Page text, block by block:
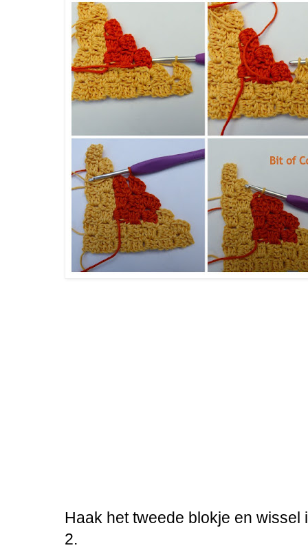
Haak het tweede blokje en
2.